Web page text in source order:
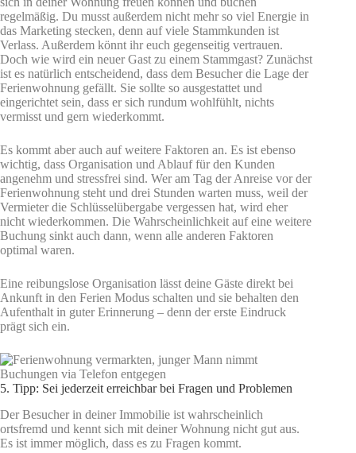
regelmäßig. Du musst außerdem nicht mehr so viel Energie in
das Marketing stecken, denn auf viele Stammkunden ist
Verlass. Außerdem könnt ihr euch gegenseitig vertrauen.
Doch wie wird ein neuer Gast zu einem Stammgast? Zunächst
ist es natürlich entscheidend, dass dem Besucher die Lage der
Ferienwohnung gefällt. Sie sollte so ausgestattet und
eingerichtet sein, dass er sich rundum wohlfühlt, nichts
vermisst und gern wiederkommt.
Es kommt aber auch auf weitere Faktoren an. Es ist ebenso
wichtig, dass Organisation und Ablauf für den Kunden
angenehm und stressfrei sind. Wer am Tag der Anreise vor der
Ferienwohnung steht und drei Stunden warten muss, weil der
Vermieter die Schlüsselübergabe vergessen hat, wird eher
nicht wiederkommen. Die Wahrscheinlichkeit auf eine weitere
Buchung sinkt auch dann, wenn alle anderen Faktoren
optimal waren.
Eine reibungslose Organisation lässt deine Gäste direkt bei
Ankunft in den Ferien Modus schalten und sie behalten den
Aufenthalt in guter Erinnerung – denn der erste Eindruck
prägt sich ein.
5. Tipp: Sei jederzeit erreichbar bei Fragen und Problemen
Der Besucher in deiner Immobilie ist wahrscheinlich
ortsfremd und kennt sich mit deiner Wohnung nicht gut aus.
Es ist immer möglich, dass es zu Fragen kommt.